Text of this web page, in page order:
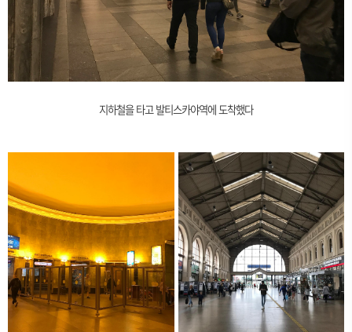
지하철을 타고 발티스카야역에 도착했다